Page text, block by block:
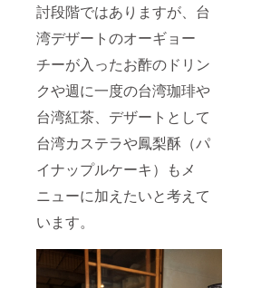
討段階ではありますが、台
湾デザートのオーギョー
チーが入ったお酢のドリン
クや週に一度の台湾珈琲や
台湾紅茶、デザートとして
台湾カステラや鳳梨酥（パ
イナップルケーキ）もメ
ニューに加えたいと考えて
います。